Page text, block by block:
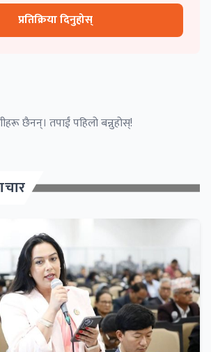
प्रतिक्रिया दिनुहोस्
छैनन्। तपाईं पहिलो बन्नुहोस्!